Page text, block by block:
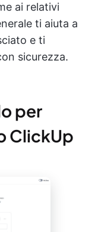
ai relativi
ti aiuta a
e ti
sicurezza.
per
ClickUp